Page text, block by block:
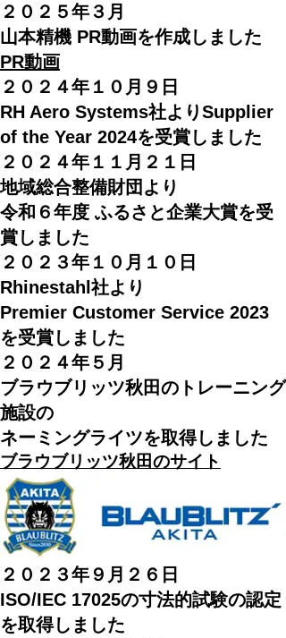
２０２５年３月
山本精機 PR動画を作成しました
PR動画
２０２４年１０月９日
RH Aero Systems社よりSupplier
of the Year 2024を受賞しました
２０２４年１１月２１日
地域総合整備財団より
令和６年度 ふるさと企業大賞を受
賞しました
２０２３年１０月１０日
Rhinestahl社より
Premier Customer Service 2023
を受賞しました
２０ ２４年５月
ブラウブリッツ秋田のトレーニング
施設の
ネーミングライツを取得しました
ブラウブリッツ秋田のサイト
２０２３年９月２６日
ISO/IEC 17025の寸法的試験の認定
を取得しました